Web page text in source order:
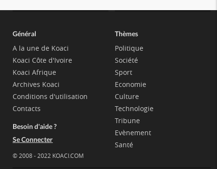
Général
A la une de Koaci
Koaci Côte d'Ivoire
Koaci Afrique
Archives Koaci
Conditions d'utilisation
Contacts
Besoin d'aide ?
Se Connecter
© 2008 - 2022 KOACI.COM
Thèmes
Politique
Société
Sport
Economie
Culture
Technologie
Tribune
Evènement
Santé